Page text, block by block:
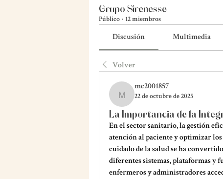
Grupo Sirenesse
Público · 12 miembros
Discusión Multimedia
Volver
mc2001857
mc2001857
22 de octubre de 2025
La Importancia de la
En el sector sanitario, la gestión
atención al paciente y optimizar
cuidado de la salud se ha
diferentes sistemas, plataformas y
enfermeros y administradores